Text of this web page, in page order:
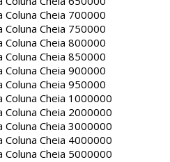
Cheia 700000
Cheia 750000
Cheia 800000
Cheia 850000
Cheia 900000
Cheia 950000
Cheia 1000000
Cheia 2000000
Cheia 3000000
Cheia 4000000
Cheia 5000000